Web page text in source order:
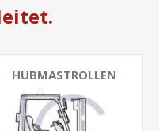
HUBMASTROLLEN